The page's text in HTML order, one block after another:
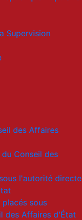
Supervision
des Affaires
Conseil des
l'autorité directe
sous
des Affaires d'État